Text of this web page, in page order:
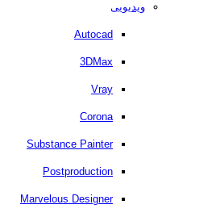
ویدیویی
Autocad
3DMax
Vray
Corona
Substance Painter
Postproduction
Marvelous Designer